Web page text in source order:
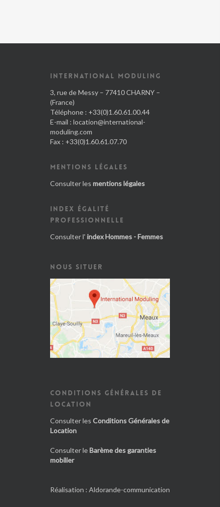
INTERNATIONAL MODULING
3, rue de Messy – 77410 CHARNY –
(France)
Téléphone : +33(0)1.60.61.00.44
E-mail : location@international-
moduling.com
Fax : +33(0)1.60.61.07.70
MENTIONS LÉGALES
Consulter les mentions légales
INDEX ÉGALITÉ
PROFESSIONNELLE
Consulter l' index Hommes - Femmes
NOUS SITUER
CONDITIONS GÉNÉRALES DE
LOCATION
Consulter les Conditions Générales de
Location
Consulter le Barème des garanties
mobilier
Réalisation : Aldorande-communication